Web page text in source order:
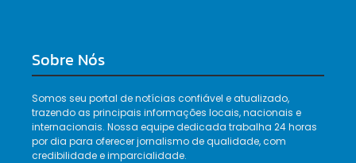
Sobre Nós
Somos seu portal de notícias confiável e atualizado,
trazendo as principais informações locais, nacionais e
internacionais. Nossa equipe dedicada trabalha 24 horas
por dia para oferecer jornalismo de qualidade, com
credibilidade e imparcialidade.